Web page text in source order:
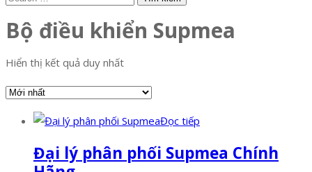
Bộ điều khiển Supmea
Hiển thị kết quả duy nhất
Đọc tiếp
Đại lý phân phối Supmea Chính